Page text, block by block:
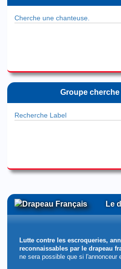
Cherche une chanteuse.
Groupe
Recherche Label
Le
Lutte contre les escroqueries,
reconnaissables par le drapeau
ne sera possible que si l'annonceur